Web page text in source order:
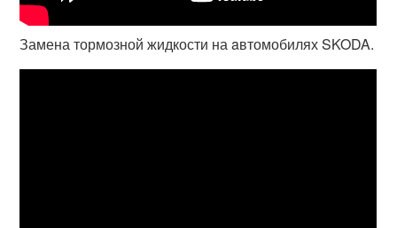
Замена тормозной жидкости на aвтомобилях SKODA.